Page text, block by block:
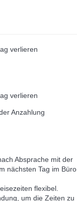
verlieren
verlieren
Anzahlung
Absprache mit der
nächsten Tag im Büro
flexibel.
um die Zeiten zu